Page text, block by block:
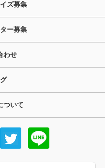
ズ募集
ー募集
わせ
ついて